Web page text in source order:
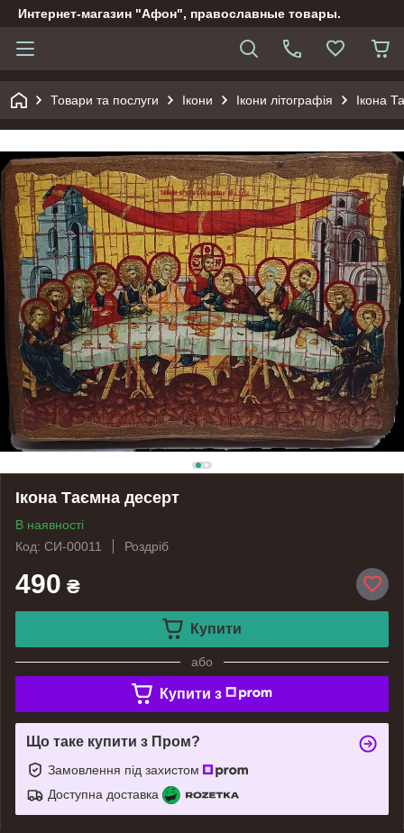
Интернет-магазин "Афон", православные товары.
Товари та послуги Ікони Ікони літографія Ікона
Ікона Таємна десерт
В наявності
Код: СИ-00011
Роздріб
490 ₴
Купити
або
Купити з
Що таке купити з Пром?
Замовлення під захистом
Доступна доставка